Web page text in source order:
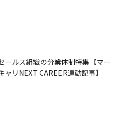
ールス組織の分業体制特集【マー
ャリNEXT CAREER連動記事】